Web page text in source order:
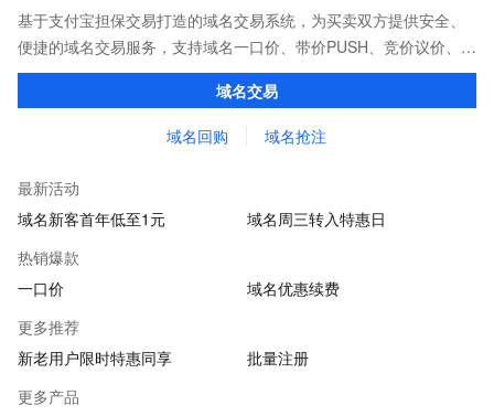
基于支付宝担保交易打造的域名交易系统，为买卖双方提供安全、
便捷的域名交易服务，支持域名一口价、带价PUSH、竞价议价、域
名抢注、域名回购等多种交易方式。买卖域名，像淘宝一样简单！
域名交易
域名回购 域名抢注
最新活动
域名新客首年低至1元
域名周三转入特惠日
热销爆款
一口价
域名优惠续费
更多推荐
新老用户限时特惠同享
批量注册
更多产品